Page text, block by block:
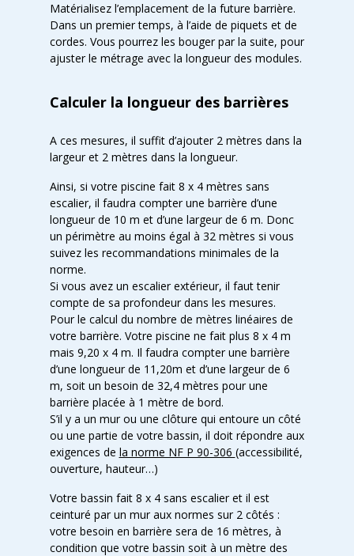
Matérialisez l’emplacement de la future barrière.
Dans un premier temps, à l’aide de piquets et de
cordes. Vous pourrez les bouger par la suite, pour
ajuster le métrage avec la longueur des modules.
Calculer la longueur des barrières
A ces mesures, il suffit d’ajouter 2 mètres dans la
largeur et 2 mètres dans la longueur.
Ainsi, si votre piscine fait 8 x 4 mètres sans
escalier, il faudra compter une barrière d’une
longueur de 10 m et d’une largeur de 6 m. Donc
un périmètre au moins égal à 32 mètres si vous
suivez les recommandations minimales de la
norme.
Si vous avez un escalier extérieur, il faut tenir
compte de sa profondeur dans les mesures.
Pour le calcul du nombre de mètres linéaires de
votre barrière. Votre piscine ne fait plus 8 x 4 m
mais 9,20 x 4 m. Il faudra compter une barrière
d’une longueur de 11,20m et d’une largeur de 6
m, soit un besoin de 32,4 mètres pour une
barrière placée à 1 mètre de bord.
S’il y a un mur ou une clôture qui entoure un côté
ou une partie de votre bassin, il doit répondre aux
exigences de la norme NF P 90-306 (accessibilité,
ouverture, hauteur…)
Votre bassin fait 8 x 4 sans escalier et il est
ceinturé par un mur aux normes sur 2 côtés :
votre besoin en barrière sera de 16 mètres, à
condition que votre bassin soit à un mètre des